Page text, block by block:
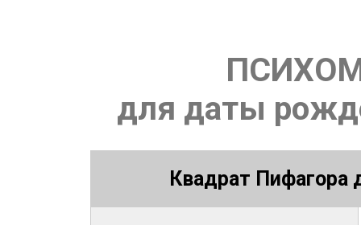
для даты
Квадрат Пифагора